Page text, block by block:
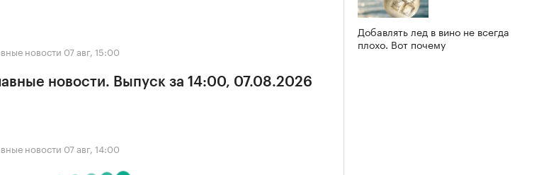
новости 07 авг, 15:00
новости. Выпуск за 14:00, 07.08.2026
новости 07 авг, 14:00
Добавлять лед в вино не всегда
плохо. Вот почему